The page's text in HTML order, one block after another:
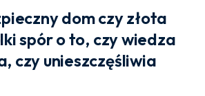
dom czy złota
spór o to, czy wiedza
czy unieszczęśliwia